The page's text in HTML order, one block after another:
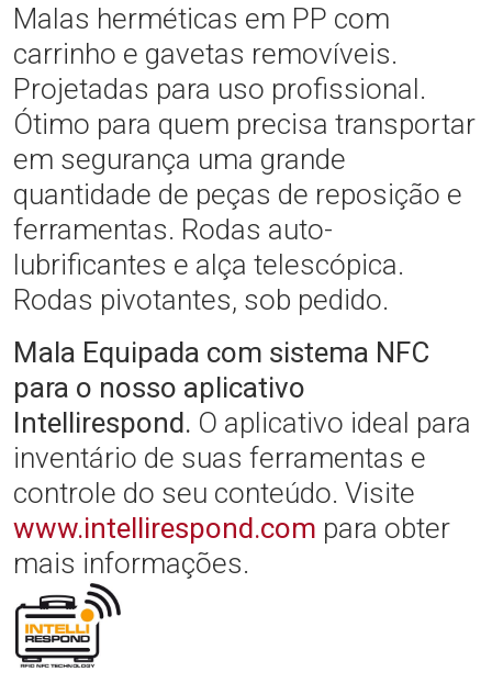
Malas herméticas em PP com
carrinho e gavetas removíveis.
Projetadas para uso profissional.
Ótimo para quem precisa transportar
em segurança uma grande
quantidade de peças de reposição e
ferramentas. Rodas auto-
lubrificantes e alça telescópica.
Rodas pivotantes, sob pedido.
Mala Equipada com sistema NFC
para o nosso aplicativo
Intellirespond. O aplicativo ideal para
inventário de suas ferramentas e
controle do seu conteúdo. Visite
www.intellirespond.com para obter
mais informações.